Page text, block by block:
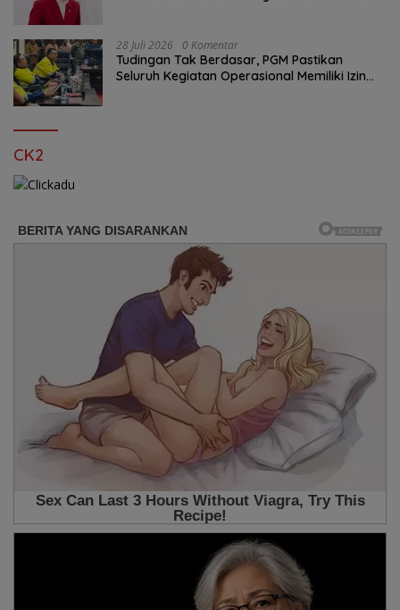
28 Juli 2026 0 Komentar
Tudingan Tak Berdasar, PGM Pastikan
Seluruh Kegiatan Operasional Memiliki Izin
CK2